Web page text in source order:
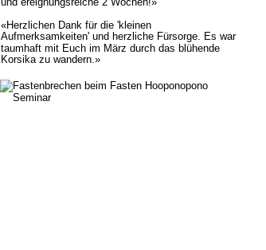
«Herzlichen Dank für die 'kleinen
Aufmerksamkeiten' und herzliche Fürsorge. Es war
taumhaft mit Euch im März durch das blühende
Korsika zu wandern.»